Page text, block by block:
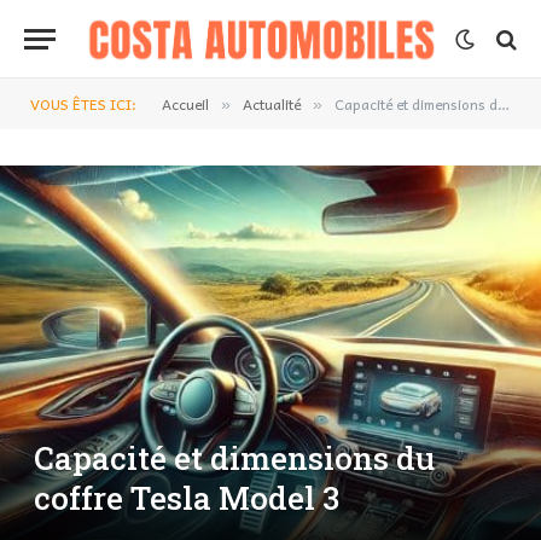
VOUS ÊTES ICI: Accueil » Actualité » Capacité et dimensions du coffre Tesla Model 3
Capacité et dimensions du
coffre Tesla Model 3